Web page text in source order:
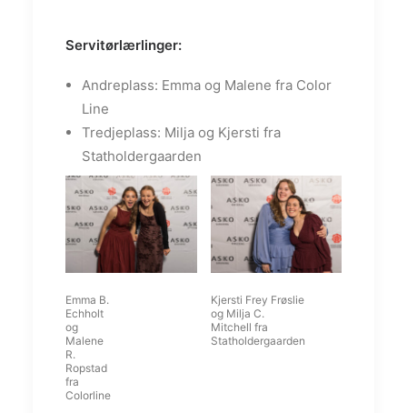
Servitørlærlinger:
Andreplass: Emma og Malene fra Color
Line
Tredjeplass: Milja og Kjersti fra
Statholdergaarden
Emma B.
Echholt
og
Malene
R.
Ropstad
fra
Colorline
Kjersti Frey Frøslie
og Milja C.
Mitchell fra
Statholdergaarden